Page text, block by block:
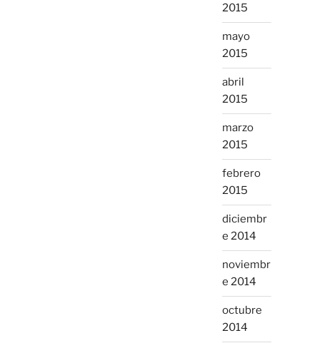
2015
mayo
2015
abril
2015
marzo
2015
febrero
2015
diciembr
e 2014
noviembr
e 2014
octubre
2014